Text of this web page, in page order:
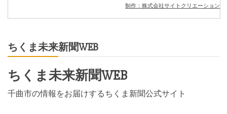
制作：株式会社サイトクリエーション
ちくま未来新聞WEB
ちくま未来新聞WEB
千曲市の情報をお届けするちくま新聞公式サイト